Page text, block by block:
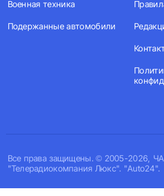
Все права защищены. © 2005-2026,
"Телерадиокомпания Люкс". "Auto24".
Военная техника
Подержанные автомобили